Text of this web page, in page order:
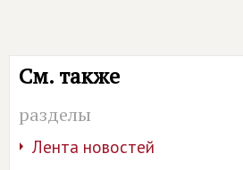
См. также
разделы
Лента новостей